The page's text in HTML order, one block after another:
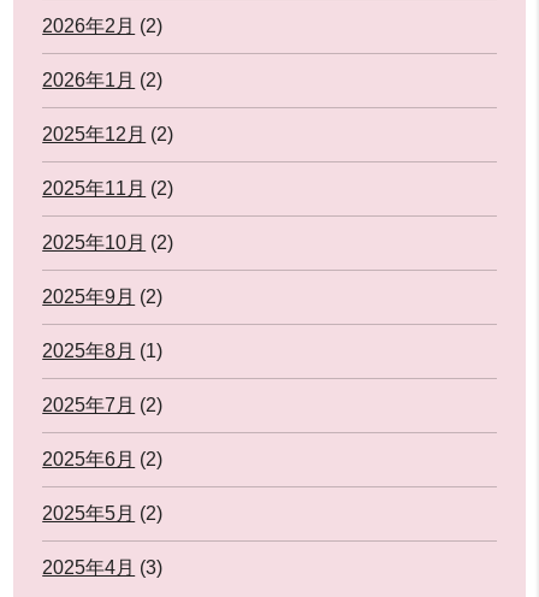
2026年2月 (2)
2026年1月 (2)
2025年12月 (2)
2025年11月 (2)
2025年10月 (2)
2025年9月 (2)
2025年8月 (1)
2025年7月 (2)
2025年6月 (2)
2025年5月 (2)
2025年4月 (3)